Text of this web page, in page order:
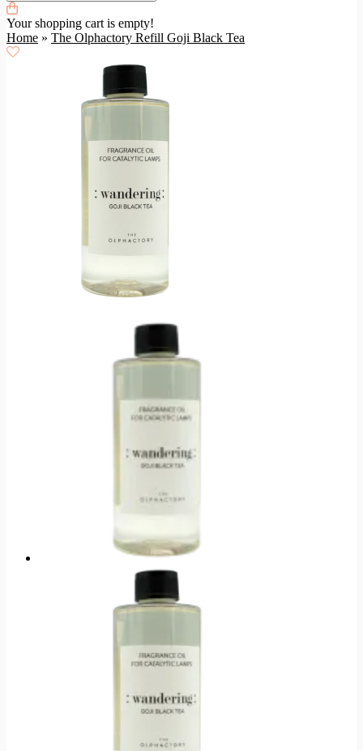
Your shopping cart is empty!
Home » The Olphactory Refill Goji Black Tea